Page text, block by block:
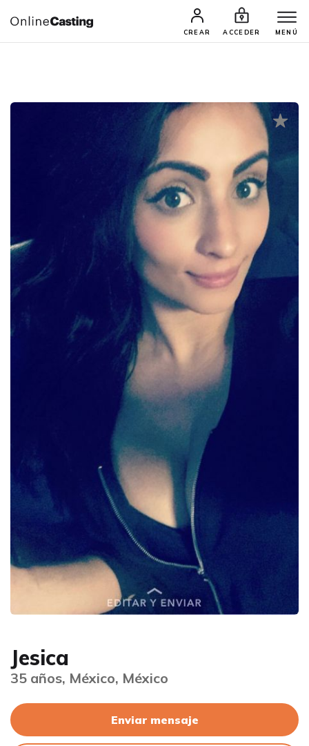
CREAR ACCEDER MENÚ
CASTINGS Y AUDICIONES TALENTOS
Jesica
35 años, México, México
Enviar mensaje